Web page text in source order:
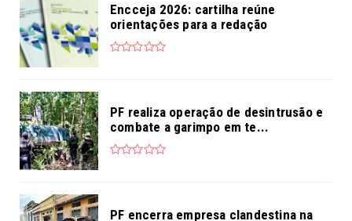
Encceja 2026: cartilha reúne
orientações para a redação
PF realiza operação de desintrusão e
combate a garimpo em te...
PF encerra empresa clandestina na